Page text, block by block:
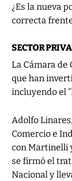
¿Es la nueva
correcta
SECTOR
La Cámara
que han
incluyendo el
Adolfo
Comercio e
con Martinelli
se firmó el
Nacional y